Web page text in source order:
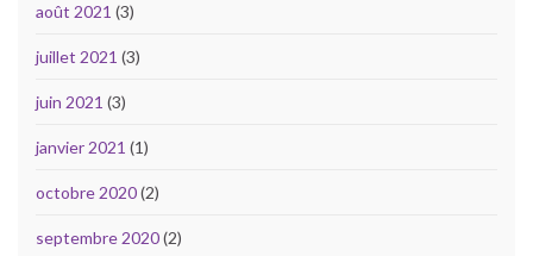
août 2021 (3)
juillet 2021 (3)
juin 2021 (3)
janvier 2021 (1)
octobre 2020(2)
septembre 2020(2)